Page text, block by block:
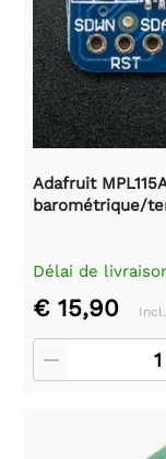
Adafruit
barométrique/
Délai de
€ 15,90